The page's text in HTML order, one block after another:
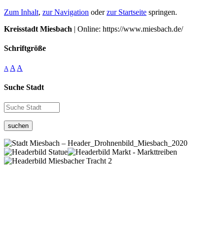
Zum Inhalt, zur Navigation oderzur Startseite springen.
Kreisstadt Miesbach | Online: https://www.miesbach.de/
Schriftgröße
A A A
Suche Stadt
suchen